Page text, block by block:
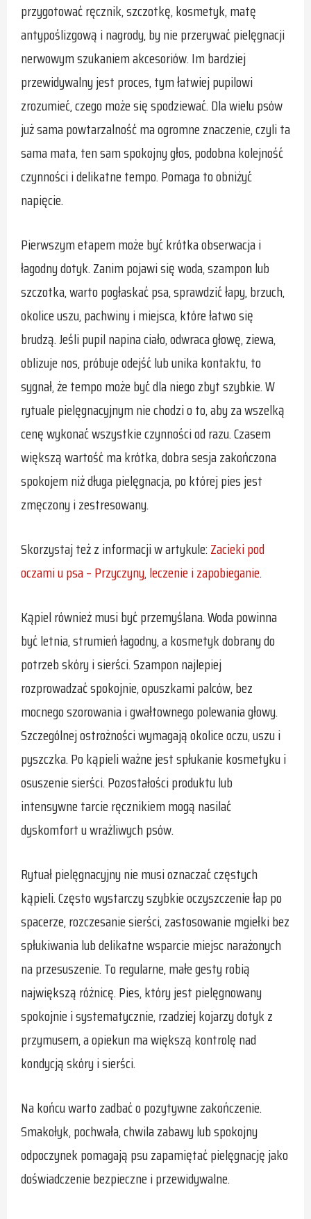
przygotować ręcznik, szczotkę, kosmetyk, matę
antypoślizgową i nagrody, by nie przerywać pielęgnacji
nerwowym szukaniem akcesoriów. Im bardziej
przewidywalny jest proces, tym łatwiej pupilowi
zrozumieć, czego może się spodziewać. Dla wielu psów
już sama powtarzalność ma ogromne znaczenie, czyli ta
sama mata, ten sam spokojny głos, podobna kolejność
czynności i delikatne tempo. Pomaga to obniżyć
napięcie.
Pierwszym etapem może być krótka obserwacja i
łagodny dotyk. Zanim pojawi się woda, szampon lub
szczotka, warto pogłaskać psa, sprawdzić łapy, brzuch,
okolice uszu, pachwiny i miejsca, które łatwo się
brudzą. Jeśli pupil napina ciało, odwraca głowę, ziewa,
oblizuje nos, próbuje odejść lub unika kontaktu, to
sygnał, że tempo może być dla niego zbyt szybkie. W
rytuale pielęgnacyjnym nie chodzi o to, aby za wszelką
cenę wykonać wszystkie czynności od razu. Czasem
większą wartość ma krótka, dobra sesja zakończona
spokojem niż długa pielęgnacja, po której pies jest
zmęczony i zestresowany.
Skorzystaj też z informacji w artykule:Zacieki pod
oczami u psa – Przyczyny, leczenie i zapobieganie.
Kąpiel również musi być przemyślana. Woda powinna
być letnia, strumień łagodny, a kosmetyk dobrany do
potrzeb skóry i sierści. Szampon najlepiej
rozprowadzać spokojnie, opuszkami palców, bez
mocnego szorowania i gwałtownego polewania głowy.
Szczególnej ostrożności wymagają okolice oczu, uszu i
pyszczka. Po kąpieli ważne jest spłukanie kosmetyku i
osuszenie sierści. Pozostałości produktu lub
intensywne tarcie ręcznikiem mogą nasilać
dyskomfort u wrażliwych psów.
Rytuał pielęgnacyjny nie musi oznaczać częstych
kąpieli. Często wystarczy szybkie oczyszczenie łap po
spacerze, rozczesanie sierści, zastosowanie mgiełki bez
spłukiwania lub delikatne wsparcie miejsc narażonych
na przesuszenie. To regularne, małe gesty robią
największą różnicę. Pies, który jest pielęgnowany
spokojnie i systematycznie, rzadziej kojarzy dotyk z
przymusem, a opiekun ma większą kontrolę nad
kondycją skóry i sierści.
Na końcu warto zadbać o pozytywne zakończenie.
Smakołyk, pochwała, chwila zabawy lub spokojny
odpoczynek pomagają psu zapamiętać pielęgnację jako
doświadczenie bezpieczne i przewidywalne.